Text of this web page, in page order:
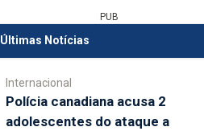
PUB
Últimas Notícias
Internacional
Polícia canadiana acusa 2
adolescentes do ataque a